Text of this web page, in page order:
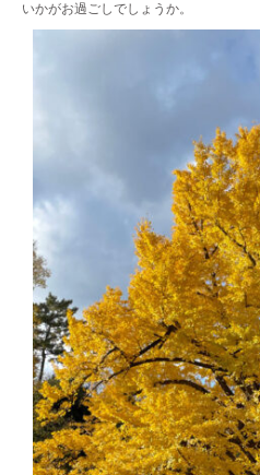
いかがお過ごしでしょうか。